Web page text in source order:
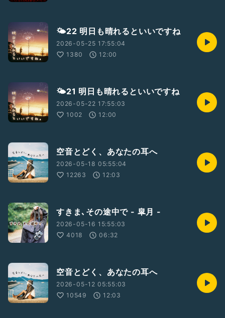
🌤22 明日も晴れるといいですね
2026-05-25 17:55:04
1380
12:00
🌤21 明日も晴れるといいですね
2026-05-22 17:55:03
1002
12:00
空音とどく、あなたの耳へ
2026-05-18 05:55:04
12263
12:03
すきま､その途中で - 皐月 -
2026-05-16 15:55:03
4018
06:32
空音とどく、あなたの耳へ
2026-05-12 05:55:03
10549
12:03